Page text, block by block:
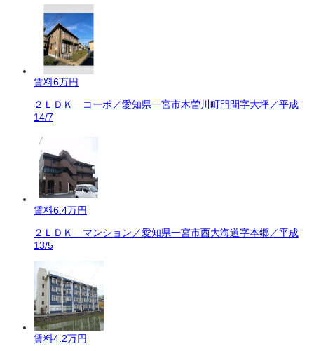
賃料6万円
２ＬＤＫ コーポ／愛知県一宮市木曽川町門間字大坪／平成
14/7
賃料6.4万円
２ＬＤＫ マンション／愛知県一宮市西大海道字本郷／平成
13/5
賃料4.2万円